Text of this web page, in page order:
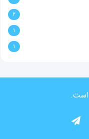
۲
۱
۱
تلگرام